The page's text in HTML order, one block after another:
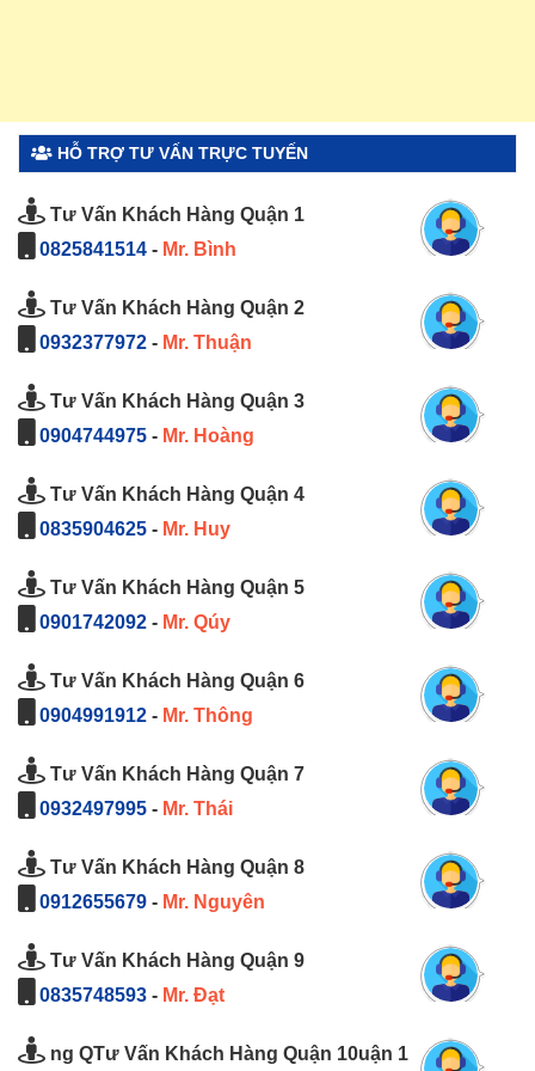
HỖ TRỢ TƯ VẤN TRỰC TUYẾN
Tư Vấn Khách Hàng Quận 1
0825841514 - Mr. Bình
Tư Vấn Khách Hàng Quận 2
0932377972 - Mr. Thuận
Tư Vấn Khách Hàng Quận 3
0904744975 - Mr. Hoàng
Tư Vấn Khách Hàng Quận 4
0835904625 - Mr. Huy
Tư Vấn Khách Hàng Quận 5
0901742092 - Mr. Qúy
Tư Vấn Khách Hàng Quận 6
0904991912 - Mr. Thông
Tư Vấn Khách Hàng Quận 7
0932497995 - Mr. Thái
Tư Vấn Khách Hàng Quận 8
0912655679 - Mr. Nguyên
Tư Vấn Khách Hàng Quận 9
0835748593 - Mr. Đạt
ng QTư Vấn Khách Hàng Quận 10uận 1